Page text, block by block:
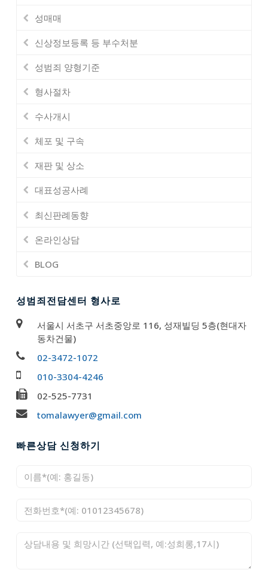
성매매
신상정보등록 등 부수처분
성범죄 양형기준
형사절차
수사개시
체포 및 구속
재판 및 상소
대표성공사례
최신판례동향
온라인상담
BLOG
성범죄전담센터 형사로
서울시 서초구 서초중앙로 116, 성재빌딩 5층(현대자
동차건물)
02-3472-1072
010-3304-4246
02-525-7731
tomalawyer@gmail.com
빠른상담 신청하기